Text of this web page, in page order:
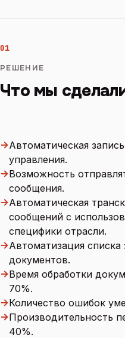
01
РЕШЕНИЕ
Что мы
→Автоматическая
управления.
→Возможность
сообщения.
→Автоматическая
сообщений с
специфики отрасли.
→Автоматизация
документов.
→Время обработки
70%.
→Количество ошибок
→Производительность
40%.